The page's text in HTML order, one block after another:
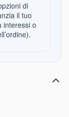
di
il tuo
interessi o